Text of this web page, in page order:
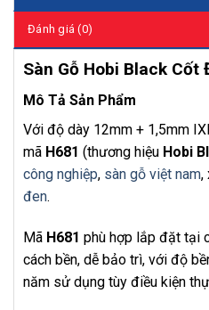
Đánh giá (0)
Sàn Gỗ Hobi Black Cốt
Mô Tả Sản Phẩm
Với độ dày 12mm + 1,5mm
mã H681 (thương hiệu Hobi
công nghiệp, sàn gỗ việt nam,
đen.
Mã H681 phù hợp lắp đặt tại
cách bền, dễ bảo trì, với độ
năm sử dụng tùy điều kiện